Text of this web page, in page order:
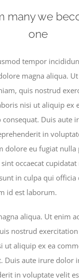
many we
one
tempor
magna aliqua.
quis nostrud
nisi ut aliquip ex
consequat. Duis aute
in
dolore eu fugiat nulla
occaecat cupidatat
in culpa qui officia
id est laborum.
aliqua. Ut enim
nostrud
ut aliquip ex ea
Duis aute irure dolor
in voluptate velit